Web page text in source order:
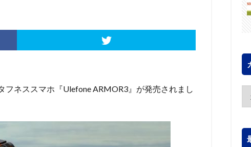
ネススマホ『Ulefone ARMOR3』が発売されまし